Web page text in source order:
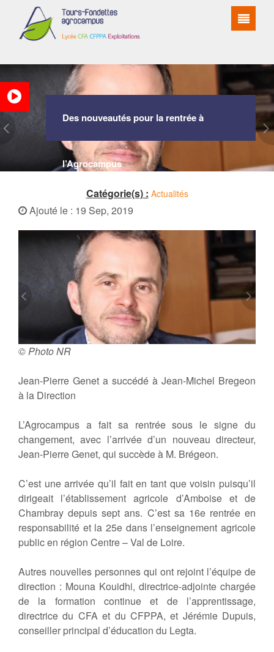
Des nouveautés pour la rentrée à
l’Agrocampus
Catégorie(s) : Actualités
Ajouté le : 19 Sep, 2019
© Photo NR
Jean-Pierre Genet a succédé à Jean-Michel Bregeon
à la Direction
L’Agrocampus a fait sa rentrée sous le signe du
changement, avec l’arrivée d’un nouveau directeur,
Jean-Pierre Genet, qui succède à M. Brégeon.
C’est une arrivée qu’il fait en tant que voisin puisqu’il
dirigeait l’établissement agricole d’Amboise et de
Chambray depuis sept ans. C’est sa 16e rentrée en
responsabilité et la 25e dans l’enseignement agricole
public en région Centre – Val de Loire.
Autres nouvelles personnes qui ont rejoint l’équipe de
direction : Mouna Kouidhi, directrice-adjointe chargée
de la formation continue et de l’apprentissage,
directrice du CFA et du CFPPA, et Jérémie Dupuis,
conseiller principal d’éducation du Legta.